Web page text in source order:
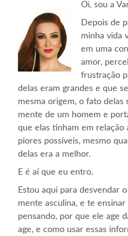
Oi, sou a
Depois de
minha vida
em uma
amor,
frustração
delas eram grandes e que
mesma origem, o fato delas
mente de um homem e
que elas tinham em relação
piores possíveis, mesmo
delas era a melhor.
E é aí que eu entro.
Estou aqui para desvendar
mente asculina, e te
pensando, por que ele age
age, e como usar essas